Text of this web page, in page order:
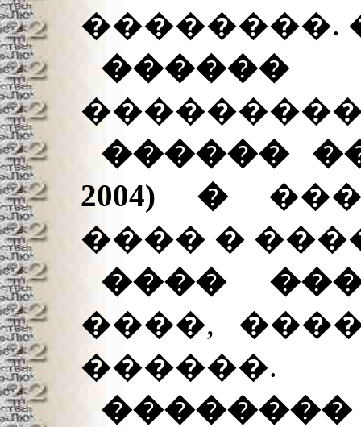
��������.
������
2004) �
���� �
����
����,
������.